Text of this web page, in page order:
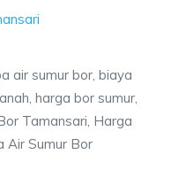
air sumur bor, biaya
harga bor sumur,
Tamansari, Harga
Air Sumur Bor